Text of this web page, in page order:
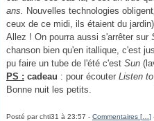
ans. Nouvelles technologies obligent,
ceux de ce midi, ils étaient du
Allez ! On pourra aussi s'arrêter sur
chanson bien qu'en itallique, c'est
pu faire un tube de l'été c'est Sun
PS : cadeau : pour écouter Listen
Bonne nuit les petits.
Posté par chti31 à 23:57 - Commentaires [ ]